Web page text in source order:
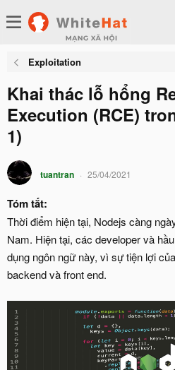
Exploitation
Khai thác lỗ hổng
Execution (RCE)
1)
tuantran 25/04/2021
Tóm tắt:
Thời điểm hiện tại, Nodejs càng
Nam. Hiện tại, các developer và
dụng ngôn ngữ này, vì sự tiện lợi
backend và front end.